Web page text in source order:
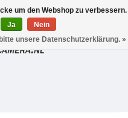
um den Webshop zu verbessern.
Ja
Nein
unsere Datenschutzerklärung. »